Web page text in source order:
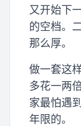
又开始下
的空档。
那么厚。
做一套这
多花一两
家最怕遇
年限的。